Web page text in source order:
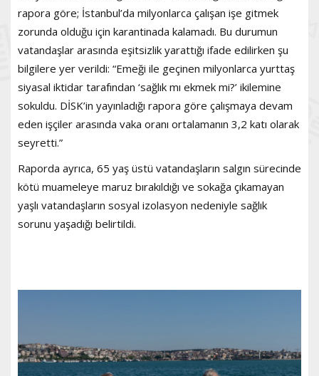
rapora göre; İstanbul’da milyonlarca çalışan işe gitmek
zorunda olduğu için karantinada kalamadı. Bu durumun
vatandaşlar arasında eşitsizlik yarattığı ifade edilirken şu
bilgilere yer verildi: “Emeği ile geçinen milyonlarca yurttaş
siyasal iktidar tarafından ‘sağlık mı ekmek mi?’ ikilemine
sokuldu. DİSK’in yayınladığı rapora göre çalışmaya devam
eden işçiler arasında vaka oranı ortalamanın 3,2 katı olarak
seyretti.”
Raporda ayrıca, 65 yaş üstü vatandaşların salgın sürecinde
kötü muameleye maruz bırakıldığı ve sokağa çıkamayan
yaşlı vatandaşların sosyal izolasyon nedeniyle sağlık
sorunu yaşadığı belirtildi.